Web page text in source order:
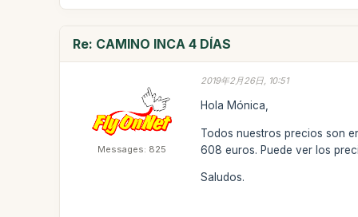
Re: CAMINO INCA 4 DÍAS
Messages: 825
2019年2月26日, 10:51
Hola Mónica,
Todos nuestros precios son
608 euros. Puede ver los
Saludos.